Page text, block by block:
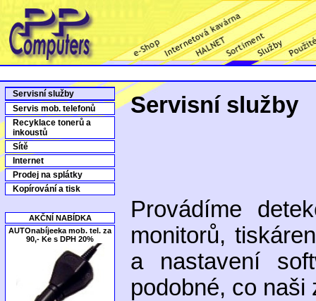
Servisní služby
Servis mob. telefonů
Recyklace tonerů a
inkoustů
Sítě
Internet
Prodej na splátky
Kopírování a tisk
AKČNÍ NABÍDKA
AUTOnabíjeeka mob. tel. za
90,- Ke s DPH 20%
Servisní služby
Provádíme
monitorů,
a nastavení
podobné, co